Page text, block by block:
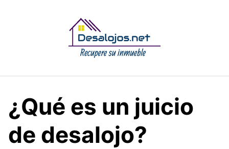
¿Qué es un juicio
de desalojo?